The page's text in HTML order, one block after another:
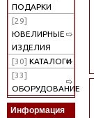
ПОДАРКИ
[29]
ЮВЕЛИРНЫЕ
ИЗДЕЛИЯ
[30] КАТАЛОГИ
[33]
ОБОРУДОВАНИЕ
Информация